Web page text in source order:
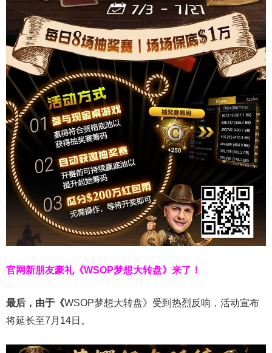
官网新朋友豪礼《WSOP梦想大转盘》来了！
最后，由于《WSOP梦想大转盘》受到热烈反响，活动宣布
将延长至7月14日。